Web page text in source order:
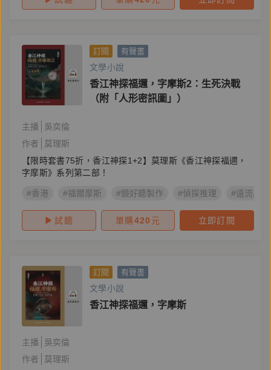
訂閱 有聲書
文學小說
香江神探福邇，字摩斯2：生死決戰
（附「人形密訊圖」）
主播
吳奕倫
作者
莫理斯
【限時套書75折，香江神探1+2】莫理斯《香江神探福邇，
字摩斯》系列第二部！
#香港 #福爾摩斯 #鏡好聽製作 #偵探推理 #遠流出版
試聽 單購420 元 立即訂閱
訂閱 有聲書
文學小說
香江神探福邇，字摩斯
主播
吳奕倫
作者
莫理斯